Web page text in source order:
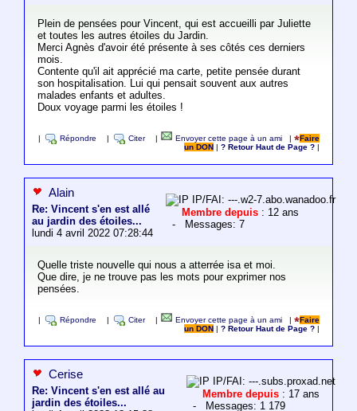
Plein de pensées pour Vincent, qui est accueilli par Juliette
et toutes les autres étoiles du Jardin.
Merci Agnès d'avoir été présente à ses côtés ces derniers
mois.
Contente qu'il ait apprécié ma carte, petite pensée durant
son hospitalisation. Lui qui pensait souvent aux autres
malades enfants et adultes.
Doux voyage parmi les étoiles !
Répondre Citer Envoyer cette page à un ami |
Faire
un DON
|? Retour Haut de Page ?
Alain
Re: Vincent s'en est allé
au jardin des étoiles...
lundi 4 avril 2022 07:28:44
IP/FAI: ---.w2-7.abo.wanadoo.fr
Membre depuis : 12 ans
- Messages: 7
Quelle triste nouvelle qui nous a atterrée isa et moi.
Que dire, je ne trouve pas les mots pour exprimer nos
pensées.
Répondre Citer Envoyer cette page à un ami |
Faire
un DON
|? Retour Haut de Page ?
Cerise
Re: Vincent s'en est allé au
jardin des étoiles...
IP/FAI: ---.subs.proxad.net
Membre depuis : 17 ans
- Messages: 1 179